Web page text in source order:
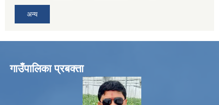
अन्य
गाउँपालिका प्रबक्ता